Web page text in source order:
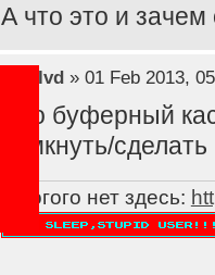
А что это и
lvd» 01 Feb 2013,
Это буферный
замкнуть/
Многого нет здесь: